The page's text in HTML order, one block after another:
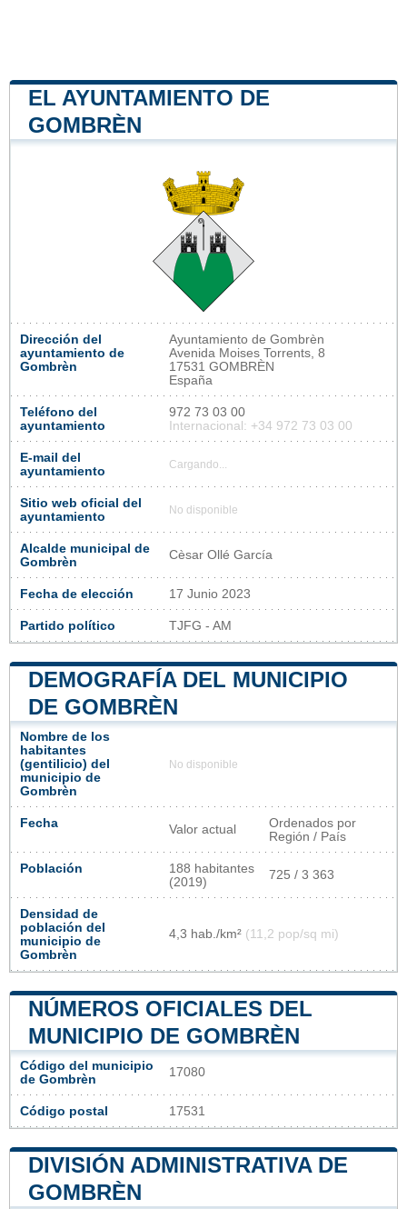
EL AYUNTAMIENTO DE
GOMBRÈN
Dirección del
ayuntamiento de
Gombrèn
Ayuntamiento de Gombrèn
Avenida Moises Torrents, 8
17531 GOMBRÈN
España
Teléfono del
ayuntamiento
972 73 03 00
Internacional: +34 972 73 03 00
E-mail del
ayuntamiento
Cargando...
Sitio web oficial del
ayuntamiento
No disponible
Alcalde municipal de
Gombrèn
Cèsar Ollé García
Fecha de elección 17 Junio 2023
Partido político TJFG - AM
DEMOGRAFÍA DEL MUNICIPIO
DE GOMBRÈN
Nombre de los
habitantes
(gentilicio) del
municipio de
Gombrèn
No disponible
Fecha Valor actual
Ordenados por
Región / País
Población
188 habitantes
(2019)
725 / 3 363
Densidad de
población del
municipio de
Gombrèn
4,3 hab./km² (11,2 pop/sq mi)
NÚMEROS OFICIALES DEL
MUNICIPIO DE GOMBRÈN
Código del municipio
de Gombrèn
17080
Código postal 17531
DIVISIÓN ADMINISTRATIVA DE
GOMBRÈN